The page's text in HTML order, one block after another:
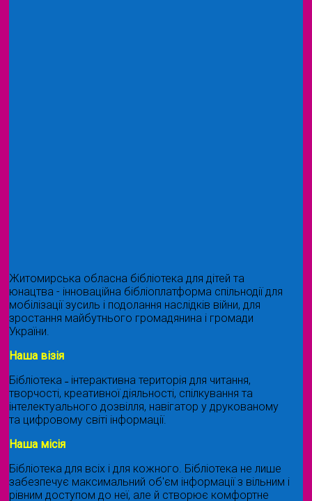
Житомирська обласна бібліотека для дітей та
юнацтва - інноваційна бібліоплатформа спільнодії для
мобілізації зусиль і подолання наслідків війни, для
зростання майбутнього громадянина і громади
України.
Наша візія
Бібліотека ˗ інтерактивна територія для читання,
творчості, креативної діяльності, спілкування та
інтелектуального дозвілля, навігатор у друкованому
та цифровому світі інформації.
Наша місія
Бібліотека для всіх і для кожного. Бібліотека не лише
забезпечує максимальний об'єм інформації з вільним і
рівним доступом до неї, але й створює комфортне